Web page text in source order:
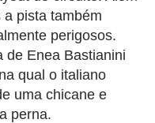
pista também
perigosos.
de Enea Bastianini
qual o italiano
uma chicane e
perna.